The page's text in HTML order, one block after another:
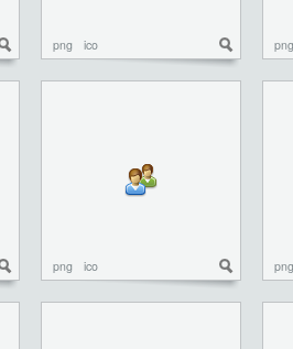
png ico png
png ico png